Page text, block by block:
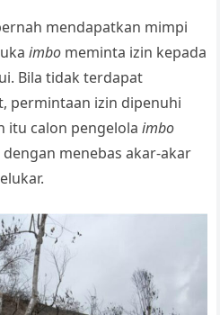
mendapatkan mimpi
imbo meminta izin kepada
Bila tidak terdapat
permintaan izin dipenuhi
itu calon pengelolaimbo
menebas akar-akar